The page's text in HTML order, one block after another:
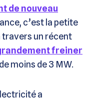
de nouveau
c’est la petite
travers un récent
freiner
moins de 3 MW.
a